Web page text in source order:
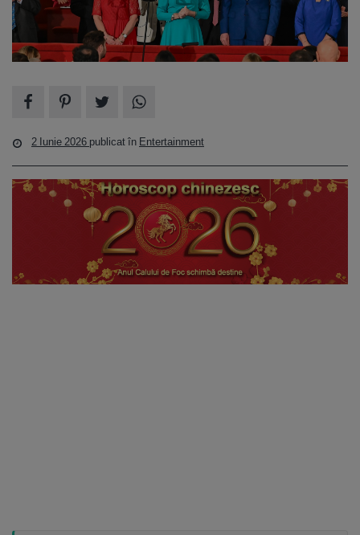
2 Iunie 2026 publicat în Entertainment